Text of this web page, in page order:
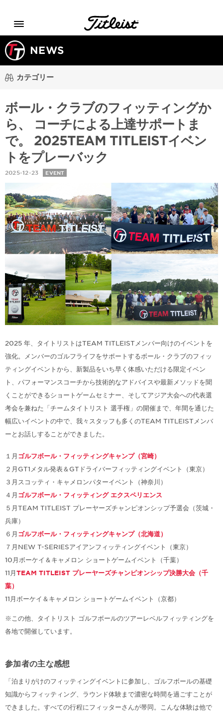
Menu
NEWS
カテゴリー
ボール・クラブのフィッティングか
ら、 コーチによる上達サポートま
で。 2025TEAM TITLEISTイベン
トをプレーバック
2025-12-23 EVENT
2025 年、タイトリストはTEAM TITLEISTメンバー向けのイベントを
強化。メンバーのゴルフライフをサポートするボール・クラブのフィッ
ティングイベントから、新製品をいち早く体感いただける限定イベン
ト、パフォーマンスコーチから技術的なアドバイスや最新メソッドを聞
くことができるショートゲームセミナー、そしてアジア大会への代表選
考会を兼ねた「チームタイトリスト 選手権」の開催まで、年間を通じた
幅広いイベントの中で、我々スタッフも多くのTEAM TITLEISTメンバ
ーとお話しすることができました。
１月 ゴルフボール・フィッティングキャンプ（宮崎）
２月GT1メタル発表＆GTドライバーフィッティングイベント（東京）
３月スコッティ・キャメロンパターイベント（神奈川）
４月 ゴルフボール・フィッティング エクスペリエンス
５月TEAM TITLEIST プレーヤーズチャンピオンシップ予選会（茨城・
兵庫）
６月 ゴルフボール・フィッティングキャンプ（北海道）
７月NEW T-SERIESアイアンフィッティングイベント（東京）
10月ボーケイ＆キャメロン ショートゲームイベント（千葉）
11月 TEAM TITLEIST プレーヤーズチャンピオンシップ決勝大会（千
葉）
11月ボーケイ＆キャメロン ショートゲームイベント（京都）
※この他、タイトリスト ゴルフボールのツアーレベルフィッティングを
各地で開催しています。
参加者の主な感想
「泊まりがけのフィッティングイベントに参加し、ゴルフボールの基礎
知識からフィッティング、ラウンド体験まで濃密な時間を過ごすことが
できました。すべての行程にフィッターさんが帯同。こんな体験は他で